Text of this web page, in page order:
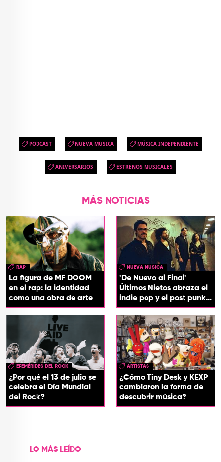
PODCAST NUEVA MUSICA MÚSICA INDEPENDIENTE
ANIVERSARIOS ESTRENOS MUSICALES
MÁS NOTICIAS
RAP
La figura de MF DOOM
en el rap: la identidad
como una obra de arte
NUEVA MUSICA
'De Nuevo al Final'
Últimos Nietos abraza el
indie pop y el post punk
en su nuevo EP
EFEMÉRIDES DEL ROCK
¿Por qué el 13 de julio se
celebra el Día Mundial
del Rock?
ARTISTAS
¿Cómo Tiny Desk y KEXP
cambiaron la forma de
descubrir música?
LO MÁS LEÍDO